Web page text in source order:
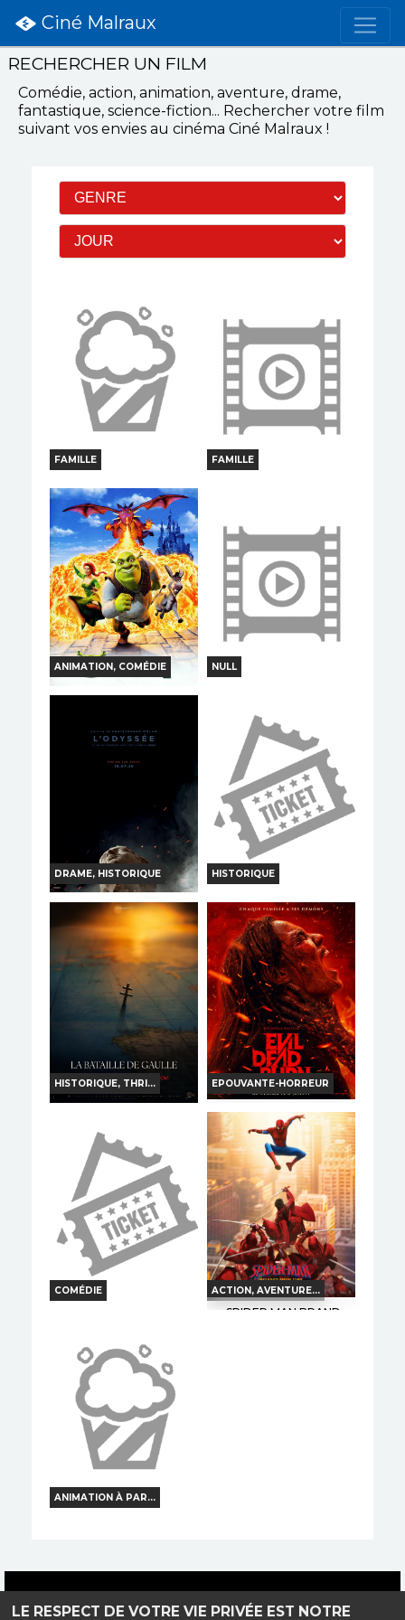
LE RESPECT DE VOTRE VIE PRIVÉE EST NOTRE
Ciné Malraux
RECHERCHER UN FILM
Comédie, action, animation, aventure, drame,
fantastique, science-fiction... Rechercher votre film
suivant vos envies au cinéma Ciné Malraux !
FAMILLE
JEP
Horaires et Infos
Bande-annonce
Réservation
TOUT PUBLIC VF
FAMILLE
Horaires et Infos
Bande-annonce
Réservation
TOUT PUBLIC VF
ANIMATION, COMÉDIE
Horaires et Infos
Bande-annonce
Réservation
TOUT PUBLIC VF
NULL
SILHOUETTES
Horaires et Infos
Bande-annonce
Réservation
TOUT PUBLIC
DRAME, HISTORIQUE
L ODYSSEE
Horaires et Infos
Bande-annonce
Réservation
HISTORIQUE
UNE SI LONGUE LETTRE
Horaires et Infos
Bande-annonce
Réservation
TOUT PUBLIC VF
HISTORIQUE, THRI...
GAULLE J ECRIS TON
NOM
Horaires et Infos
Bande-annonce
Réservation
TOUT PUBLIC
EPOUVANTE-HORREUR
EVIL DEAD BURN
Horaires et Infos
Bande-annonce
Réservation
INT. -16ans VF
COMÉDIE
Horaires et Infos
Bande-annonce
Réservation
ACTION, AVENTURE...
SPIDER MAN BRAND
ANIMATION À PAR...
Bande-annonce
Haut de page